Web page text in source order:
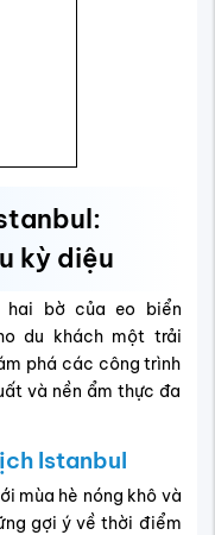
kỳ diệu
bờ của eo biển
du khách một trải
phá các công trình
và nền ẩm thực đa
Istanbul
mùa hè nóng khô và
gợi ý về thời điểm